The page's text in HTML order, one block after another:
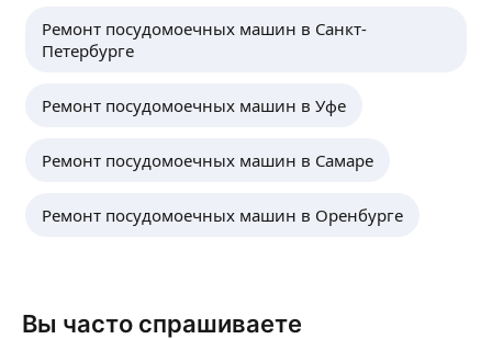
Ремонт посудомоечных машин в Санкт-
Петербурге
Ремонт посудомоечных машин в Уфе
Ремонт посудомоечных машин в Самаре
Ремонт посудомоечных машин в Оренбурге
Вы часто спрашиваете